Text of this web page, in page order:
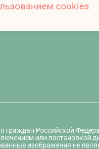
граждан Российской
или постановкой
изображения не
cookies